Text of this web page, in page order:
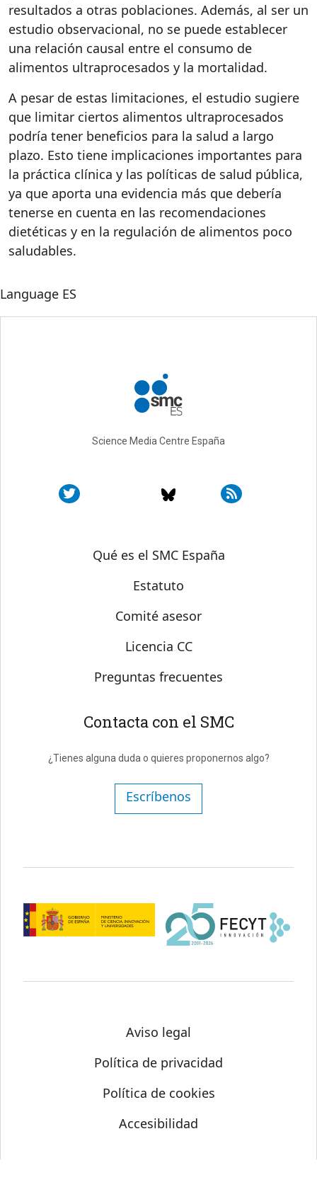
resultados a otras poblaciones. Además, al ser un
estudio observacional, no se puede establecer
una relación causal entre el consumo de
alimentos ultraprocesados y la mortalidad.
A pesar de estas limitaciones, el estudio sugiere
que limitar ciertos alimentos ultraprocesados
podría tener beneficios para la salud a largo
plazo. Esto tiene implicaciones importantes para
la práctica clínica y las políticas de salud pública,
ya que aporta una evidencia más que debería
tenerse en cuenta en las recomendaciones
dietéticas y en la regulación de alimentos poco
saludables.
Language ES
Science Media Centre España
Sobre SMC España
Qué es el SMC España
Estatuto
Comité asesor
Licencia CC
Preguntas frecuentes
Contacta con el SMC
¿Tienes alguna duda o quieres proponernos algo?
Escríbenos
Aviso legal
Política de privacidad
Política de cookies
Accesibilidad